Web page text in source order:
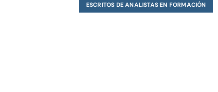
ESCRITOS DE ANALISTAS EN FORMACIÓN